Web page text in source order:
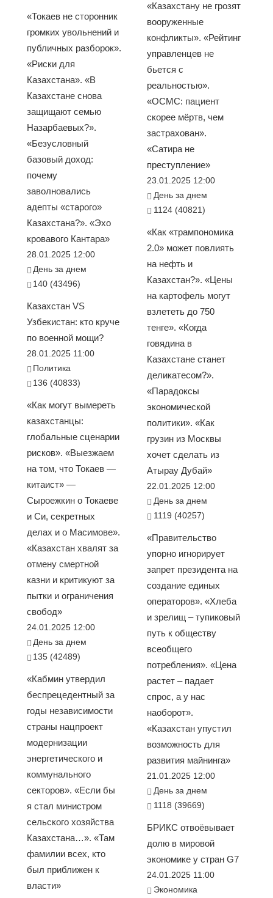
«Токаев не сторонник
громких увольнений и
публичных разборок».
«Риски для
Казахстана». «В
Казахстане снова
защищают семью
Назарбаевых?».
«Безусловный
базовый доход:
почему
заволновались
адепты «старого»
Казахстана?». «Эхо
кровавого Кантара»
28.01.2025 12:00
День за днем
140 (43496)
Казахстан VS
Узбекистан: кто круче
по военной мощи?
28.01.2025 11:00
Политика
136 (40833)
«Как могут вымереть
казахстанцы:
глобальные сценарии
рисков». «Выезжаем
на том, что Токаев —
китаист» —
Сыроежкин о Токаеве
и Си, секретных
делах и о Масимове».
«Казахстан хвалят за
отмену смертной
казни и критикуют за
пытки и ограничения
свобод»
24.01.2025 12:00
День за днем
135 (42489)
«Кабмин утвердил
беспрецедентный за
годы независимости
страны нацпроект
модернизации
энергетического и
коммунального
секторов». «Если бы
я стал министром
сельского хозяйства
Казахстана…». «Там
фамилии всех, кто
был приближен к
власти»
«Казахстану не грозят
вооруженные
конфликты». «Рейтинг
управленцев не
бьется с
реальностью».
«ОСМС: пациент
скорее мёртв, чем
застрахован».
«Сатира не
преступление»
23.01.2025 12:00
День за днем
1124 (40821)
«Как «трампономика
2.0» может повлиять
на нефть и
Казахстан?». «Цены
на картофель могут
взлететь до 750
тенге». «Когда
говядина в
Казахстане станет
деликатесом?».
«Парадоксы
экономической
политики». «Как
грузин из Москвы
хочет сделать из
Атырау Дубай»
22.01.2025 12:00
День за днем
1119 (40257)
«Правительство
упорно игнорирует
запрет президента на
создание единых
операторов». «Хлеба
и зрелищ – тупиковый
путь к обществу
всеобщего
потребления». «Цена
растет – падает
спрос, а у нас
наоборот».
«Казахстан упустил
возможность для
развития майнинга»
21.01.2025 12:00
День за днем
1118 (39669)
БРИКС отвоёвывает
долю в мировой
экономике у стран G7
24.01.2025 11:00
Экономика